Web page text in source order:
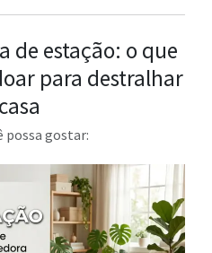
de estação: o que
para destralhar
possa gostar: